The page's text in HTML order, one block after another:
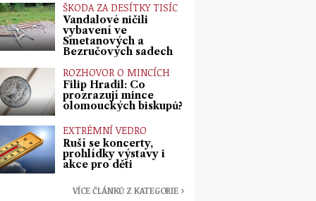
ŠKODA ZA DESÍTKY TISÍC
Vandalové ničili
vybavení ve
Smetanových a
Bezručových sadech
ROZHOVOR O MINCÍCH
Filip Hradil: Co
prozrazují mince
olomouckých biskupů?
EXTRÉMNÍ VEDRO
Ruší se koncerty,
prohlídky výstavy i
akce pro děti
VÍCE ČLÁNKŮ Z KATEGORIE ›